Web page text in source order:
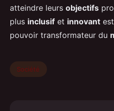
atteindre leurs objectifs
plus inclusif et innovant
pouvoir transformateur du
Société